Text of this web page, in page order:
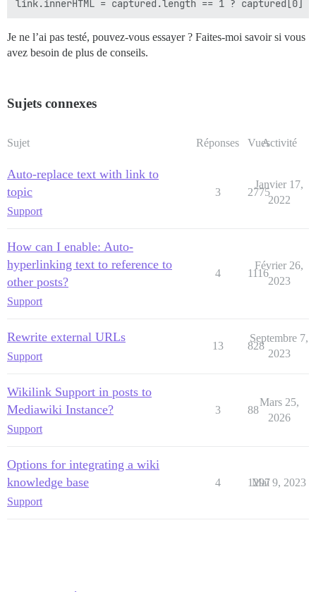
Je ne l’ai pas testé, pouvez-vous essayer ? Faites-moi savoir si vous
avez besoin de plus de conseils.
Sujets connexes
Sujet Réponses VuesActivité
Auto-replace text with link to
topic
Support
3 2775
Janvier 17,
2022
How can I enable: Auto-
hyperlinking text to reference to
other posts?
Support
4 1116
Février 26,
2023
Rewrite external URLs
Support
13 828
Septembre 7,
2023
Wikilink Support in posts to
Mediawiki Instance?
Support
3 88
Mars 25,
2026
Options for integrating a wiki
knowledge base
Support
4 1297
Mai 9, 2023